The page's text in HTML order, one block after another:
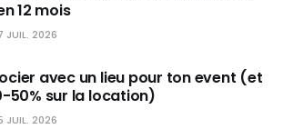
12 mois
JUIL. 2026
avec un lieu pour ton event (et
50% sur la location)
JUIL. 2026